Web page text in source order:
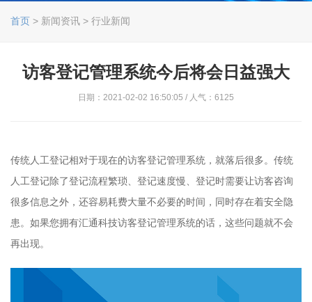
首页 > 新闻资讯 > 行业新闻
访客登记管理系统今后将会日益强大
日期：2021-02-02 16:50:05 / 人气：6125
传统人工登记相对于现在的访客登记管理系统，就落后很多。传统
人工登记除了登记流程繁琐、登记速度慢、登记时需要让访客咨询
很多信息之外，还容易耗费大量不必要的时间，同时存在着安全隐
患。如果您拥有汇通科技访客登记管理系统的话，这些问题就不会
再出现。